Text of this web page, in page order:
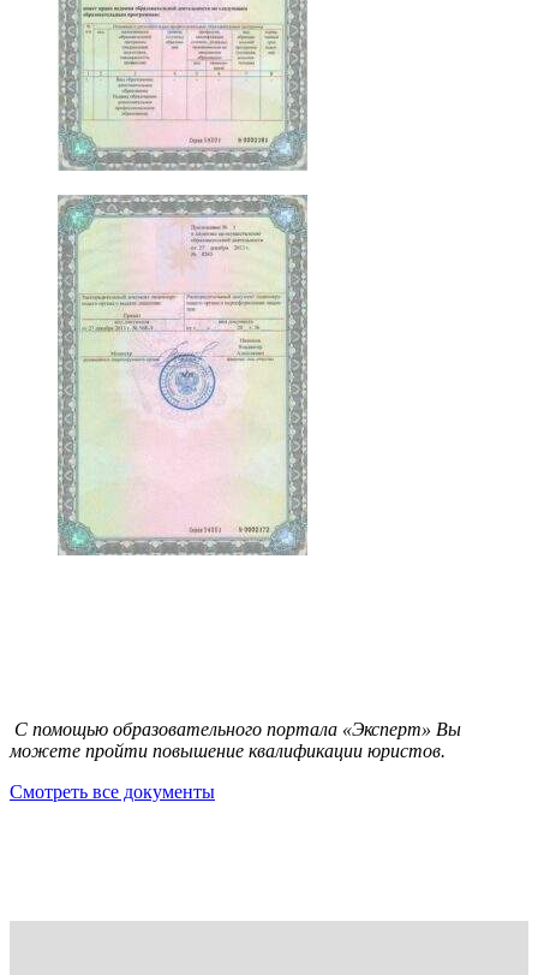
С помощью образовательного портала «Эксперт» Вы
можете пройти повышение квалификации юристов.
Смотреть все документы